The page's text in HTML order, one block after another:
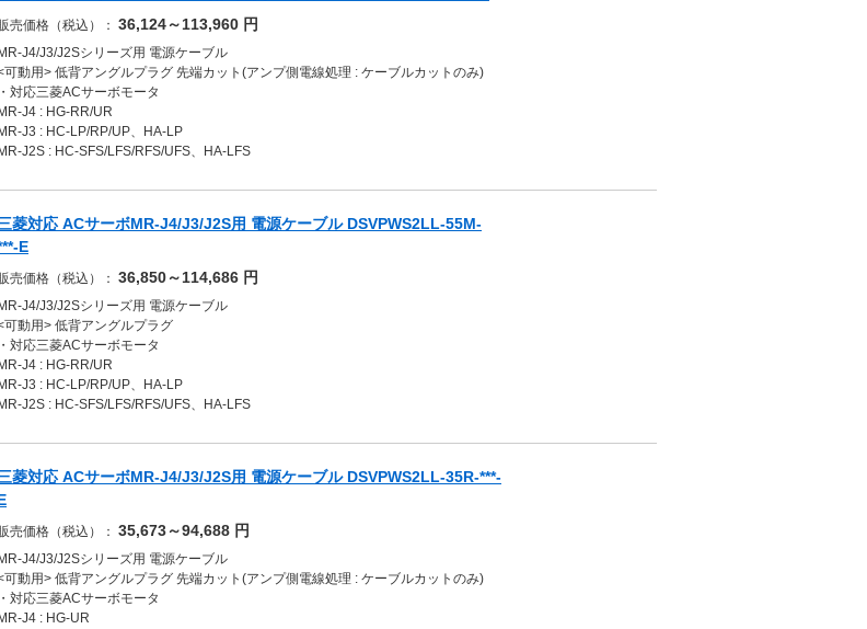
売価格（税込）： 36,124～113,960 円
MR-J4/J3/J2Sシリーズ用 電源ケーブル
可動用> 低背アングルプラグ 先端カット(アンプ側電線処理 : ケーブルカットのみ)
・対応三菱ACサーボモータ
MR-J4 : HG-RR/UR
MR-J3 : HC-LP/RP/UP、HA-LP
MR-J2S : HC-SFS/LFS/RFS/UFS、HA-LFS
菱対応 ACサーボMR-J4/J3/J2S用 電源ケーブル DSVPWS2LL-55M-
E
売価格（税込）： 36,850～114,686 円
MR-J4/J3/J2Sシリーズ用 電源ケーブル
可動用> 低背アングルプラグ
・対応三菱ACサーボモータ
MR-J4 : HG-RR/UR
MR-J3 : HC-LP/RP/UP、HA-LP
MR-J2S : HC-SFS/LFS/RFS/UFS、HA-LFS
菱対応 ACサーボMR-J4/J3/J2S用 電源ケーブル DSVPWS2LL-35R-***-
売価格（税込）： 35,673～94,688 円
MR-J4/J3/J2Sシリーズ用 電源ケーブル
可動用> 低背アングルプラグ 先端カット(アンプ側電線処理 : ケーブルカットのみ)
・対応三菱ACサーボモータ
MR-J4 : HG-UR